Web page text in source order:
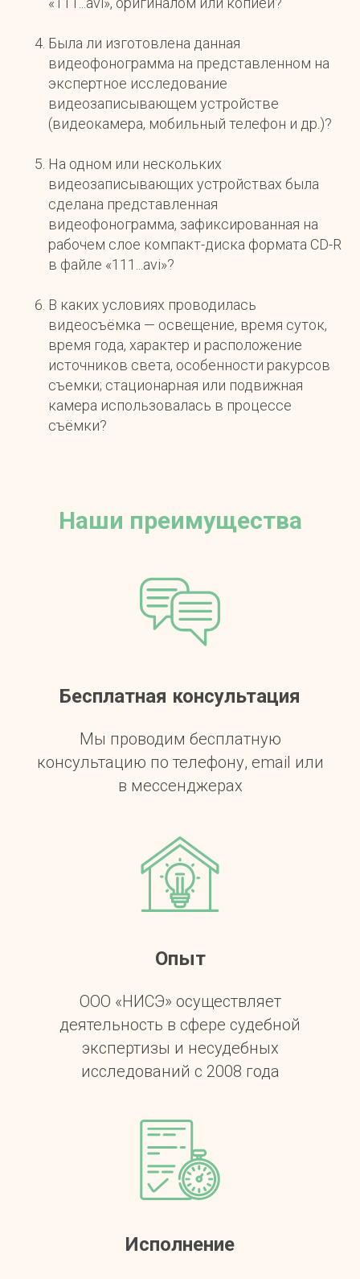
Была ли изготовлена данная
видеофонограмма на представленном на
экспертное исследование
видеозаписывающем устройстве
(видеокамера, мобильный телефон и др.)?
На одном или нескольких
видеозаписывающих устройствах была
сделана представленная
видеофонограмма, зафиксированная на
рабочем слое компакт-диска формата CD-R
в файле «111...avi»?
В каких условиях проводилась
видеосъёмка — освещение, время суток,
время года, характер и расположение
источников света, особенности ракурсов
съемки; стационарная или подвижная
камера использовалась в процессе
съёмки?
Наши преимущества
Бесплатная консультация
Мы проводим бесплатную
консультацию по телефону, email или
в мессенджерах
Опыт
ООО «НИСЭ» осуществляет
деятельность в сфере судебной
экспертизы и несудебных
исследований с 2008 года
Исполнение